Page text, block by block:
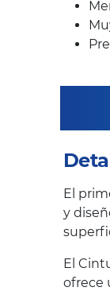
El
y
El
ofrece